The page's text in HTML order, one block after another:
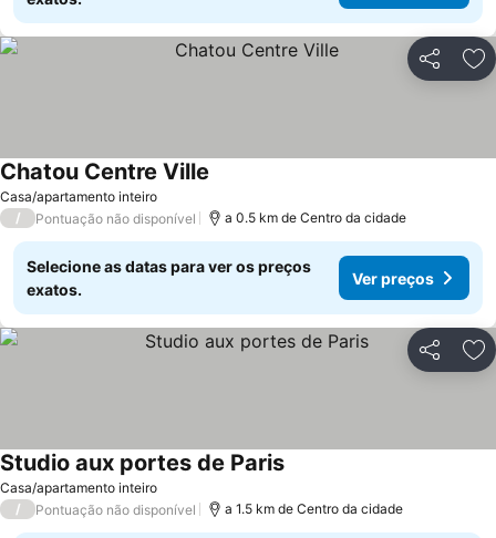
Partilhar
Casa/apartamento inteiro
Chatou Centre Ville
/ Pontuação não disponível a 0.5 km de Centro da cidade
Selecione as datas para ver os preços
exatos.
Ver preços
Partilhar
Casa/apartamento inteiro
Studio aux portes de ParisVer preços
/ Pontuação não disponível a 1.5 km de Centro da cidade